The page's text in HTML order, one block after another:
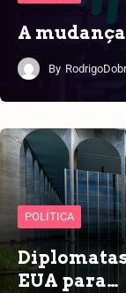
A
By
POLÍTICA
EUA para…